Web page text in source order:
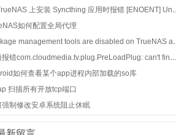
在 TrueNAS 上安装
如何配置全局代理
Package
混淆报错com.cloudmedia.tv.plug.PreLoadPlug: can't find
如何查看某个app进程内部加载的so库
扫描所有开放tcp端口
强制修改安卓系统阻止休眠